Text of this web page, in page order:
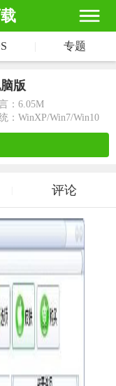
专题
版
：6.05M
：WinXP/Win7/Win10
评论